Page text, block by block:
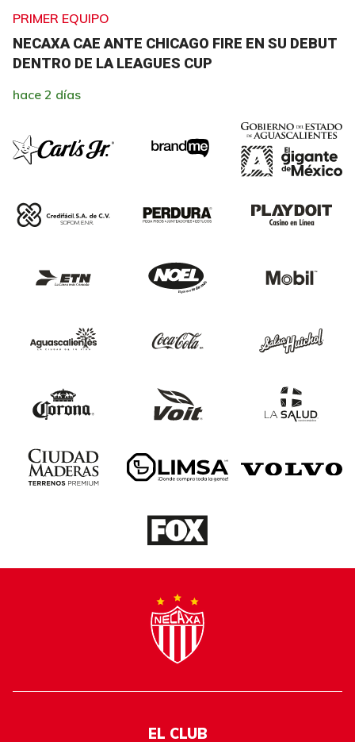
PRIMER EQUIPO
NECAXA CAE ANTE CHICAGO FIRE EN SU DEBUT
DENTRO DE LA LEAGUES CUP
hace 2 días
EL CLUB